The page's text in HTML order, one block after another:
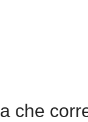
che